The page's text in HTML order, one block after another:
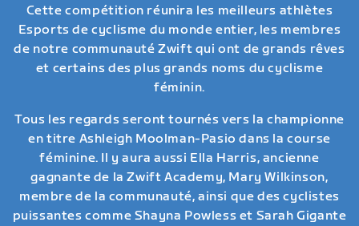
Cette compétition réunira les meilleurs athlètes
Esports de cyclisme du monde entier, les membres
de notre communauté Zwift qui ont de grands rêves
et certains des plus grands noms du cyclisme
féminin.
Tous les regards seront tournés vers la championne
en titre Ashleigh Moolman-Pasio dans la course
féminine. Il y aura aussi Ella Harris, ancienne
gagnante de la Zwift Academy, Mary Wilkinson,
membre de la communauté, ainsi que des cyclistes
puissantes comme Shayna Powless et Sarah Gigante